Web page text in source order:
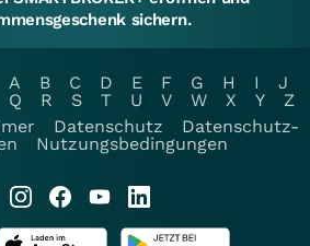
sichern.
A B C D E F G H I
J
Q R S T U V W X Y
Z
Datenschutz
Datenschutz-
Nutzungsbedingungen